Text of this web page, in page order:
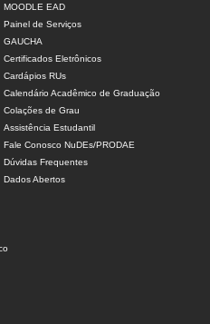
MOODLE EAD
Painel de Serviços
GAUCHA
Certificados Eletrônicos
Cardápios RUs
Calendário Acadêmico de Graduação
Colações de Grau
Assistência Estudantil
Fale Conosco NuDEs/PRODAE
Dúvidas Frequentes
Dados Abertos